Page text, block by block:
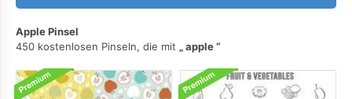
Apple Pinsel
450 kostenlosen Pinseln, die mit
apple